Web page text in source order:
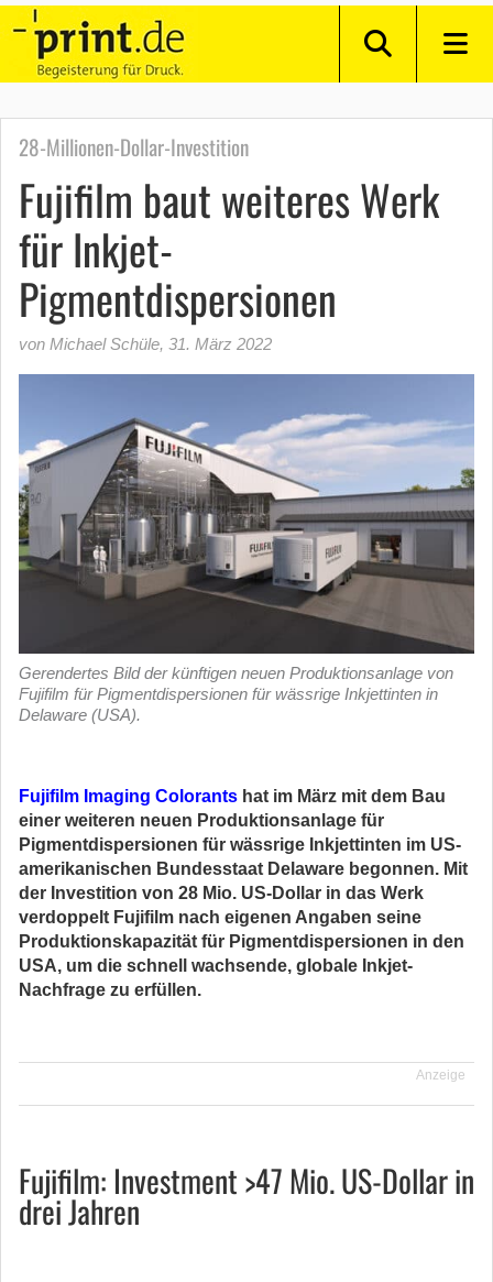
28-Millionen-Dollar-Investition
Fujifilm baut weiteres Werk
für Inkjet-
Pigmentdispersionen
von Michael Schüle, 31. März 2022
Gerendertes Bild der künftigen neuen Produktionsanlage von
Fujifilm für Pigmentdispersionen für wässrige Inkjettinten in
Delaware (USA).
Fujifilm Imaging Colorants hat im März mit dem Bau
einer weiteren neuen Produktionsanlage für
Pigmentdispersionen für wässrige Inkjettinten im US-
amerikanischen Bundesstaat Delaware begonnen. Mit
der Investition von 28 Mio. US-Dollar in das Werk
verdoppelt Fujifilm nach eigenen Angaben seine
Produktionskapazität für Pigmentdispersionen in den
USA, um die schnell wachsende, globale Inkjet-
Nachfrage zu erfüllen.
Anzeige
Fujifilm: Investment >47 Mio. US-Dollar in
drei Jahren